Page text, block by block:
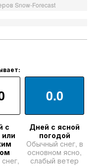
Snow-Forecast
с
0.0
Дней с ясной
погодой
Обычный снег, в
основном ясно,
слабый ветер